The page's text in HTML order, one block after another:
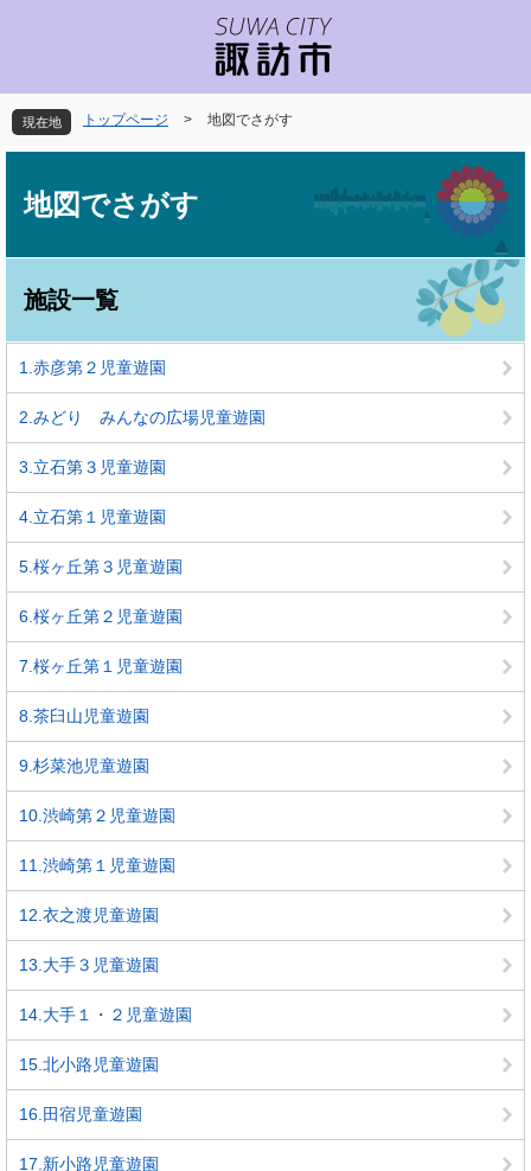
先
頭
を
飛
文
現在地 トップページ > 地図でさがす
地図でさがす
施設一覧
1.赤彦第２児童遊園
2.みどり みんなの広場児童遊園
3.立石第３児童遊園
4.立石第１児童遊園
5.桜ヶ丘第３児童遊園
6.桜ヶ丘第２児童遊園
7.桜ヶ丘第１児童遊園
8.茶臼山児童遊園
9.杉菜池児童遊園
10.渋崎第２児童遊園
11.渋崎第１児童遊園
12.衣之渡児童遊園
13.大手３児童遊園
14.大手１・２児童遊園
15.北小路児童遊園
16.田宿児童遊園
17.新小路児童遊園